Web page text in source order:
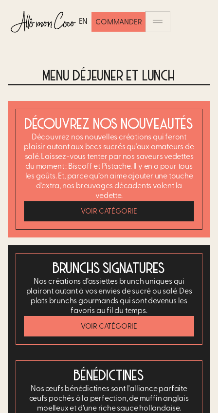
EN COMMANDER
MENU DÉJEUNER ET LUNCH
DÉCOUVREZ NOS NOUVEAUTÉS
Découvrez nos nouvelles créations qui feront
plaisir autant aux becs sucrés qu’aux amateurs de
salé. Laissez-vous tenter par nos saveurs vedettes
du moment : Biscoff et Pistache. Il y en a pour tous
les goûts. Et, parce qu’on aime ajouter une touche
d’extra, nos breuvages décadents volent la
vedette.
VOIR CATÉGORIE
BRUNCHS SIGNATURES
Nos créations d’assiettes brunch uniques qui
plairont autant à vos envies de sucré ou salé. Des
plats brunchs gourmands qui sont devenus les
favoris au fil du temps.​
VOIR CATÉGORIE
BÉNÉDICTINES
Nos œufs bénédictines sont l'alliance parfaite
œufs pochés à la perfection, de muffin anglais
moelleux et d’une riche sauce hollandaise.